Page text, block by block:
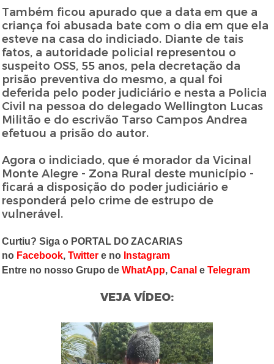
Também ficou apurado que a data em que a
criança foi abusada bate com o dia em que ela
esteve na casa do indiciado. Diante de tais
fatos, a autoridade policial representou o
suspeito OSS, 55 anos, pela decretação da
prisão preventiva do mesmo, a qual foi
deferida pelo poder judiciário e nesta a Policia
Civil na pessoa do delegado Wellington Lucas
Militão e do escrivão Tarso Campos Andrea
efetuou a prisão do autor.
Agora o indiciado, que é morador da Vicinal
Monte Alegre - Zona Rural deste município -
ficará a disposição do poder judiciário e
responderá pelo crime de estrupo de
vulnerável.
Curtiu? Siga o PORTAL DO ZACARIAS
no Facebook,Twitter e no Instagram
Entre no nosso Grupo deWhatApp,Canal eTelegram
VEJA VÍDEO: